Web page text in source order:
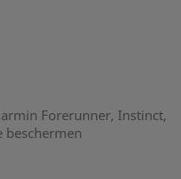
Forerunner, Instinct,
beschermen